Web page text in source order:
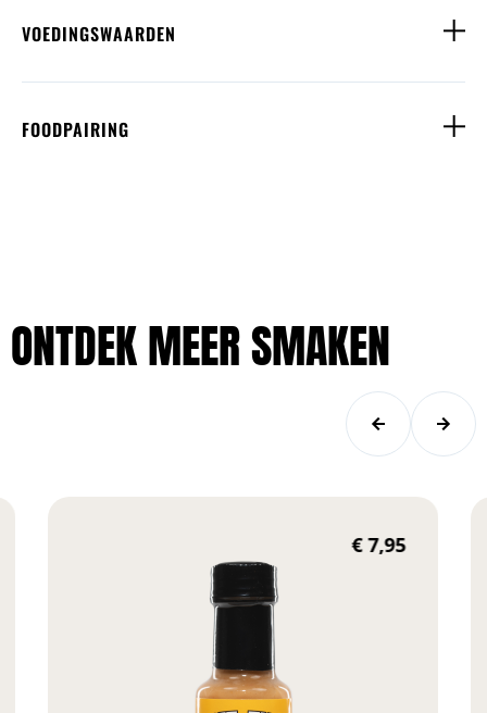
VOEDINGSWAARDEN
FOODPAIRING
ONTDEK MEER SMAKEN
€7,95